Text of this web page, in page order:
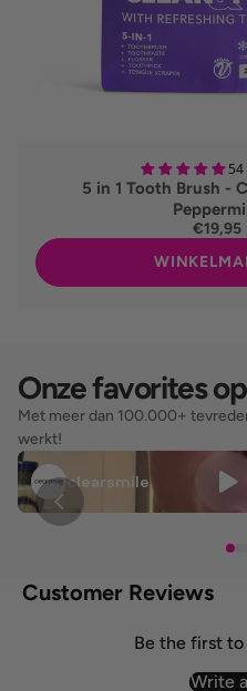
5 in 1 Tooth Brush -
€19,95
Onze favorites
Met meer dan 100.000+
werkt!
clearsmile
Customer Reviews
Be the first
Write